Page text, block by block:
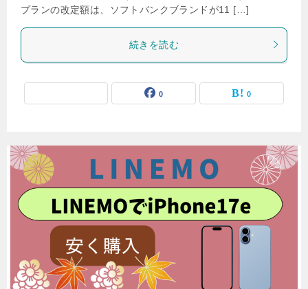
プランの改定額は、ソフトバンクブランドが11 […]
続きを読む
0 0